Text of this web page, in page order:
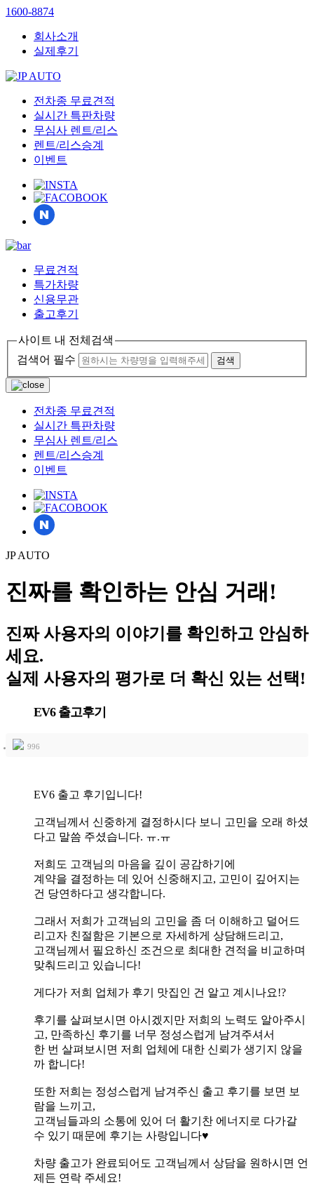
1600-8874
회사소개
실제후기
전차종 무료견적
실시간 특판차량
무심사 렌트/리스
렌트/리스승계
이벤트
무료견적
특가차량
신용무관
출고후기
사이트 내 전체검색
검색어 필수
검색
전차종 무료견적
실시간 특판차량
무심사 렌트/리스
렌트/리스승계
이벤트
JP AUTO
진짜를 확인하는 안심 거래!
진짜 사용자의 이야기를 확인하고 안심하
세요.
실제 사용자의 평가로 더 확신 있는 선택!
EV6 출고후기
996
EV6 출고 후기입니다!
고객님께서 신중하게 결정하시다 보니 고민을 오래 하셨
다고 말씀 주셨습니다. ㅠ.ㅠ
저희도 고객님의 마음을 깊이 공감하기에
계약을 결정하는 데 있어 신중해지고, 고민이 깊어지는
건 당연하다고 생각합니다.
그래서 저희가 고객님의 고민을 좀 더 이해하고 덜어드
리고자 친절함은 기본으로 자세하게 상담해드리고,
고객님께서 필요하신 조건으로 최대한 견적을 비교하며
맞춰드리고 있습니다!
게다가 저희 업체가 후기 맛집인 건 알고 계시나요!?
후기를 살펴보시면 아시겠지만 저희의 노력도 알아주시
고, 만족하신 후기를 너무 정성스럽게 남겨주셔서
한 번 살펴보시면 저희 업체에 대한 신뢰가 생기지 않을
까 합니다!
또한 저희는 정성스럽게 남겨주신 출고 후기를 보면 보
람을 느끼고,
고객님들과의 소통에 있어 더 활기찬 에너지로 다가갈
수 있기 때문에 후기는 사랑입니다♥
차량 출고가 완료되어도 고객님께서 상담을 원하시면 언
제든 연락 주세요!